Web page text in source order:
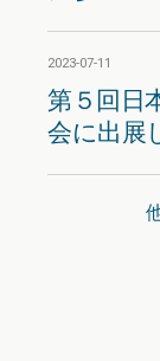
2023-07-11
第５回日
会に出展